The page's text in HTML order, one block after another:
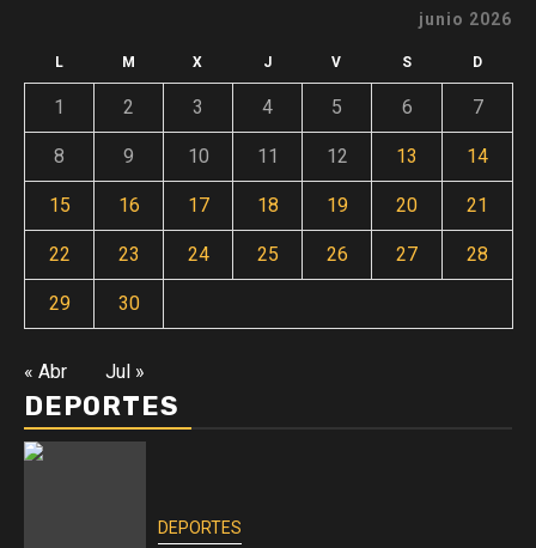
junio 2026
L M X J V S D
1 2 3 4 5 6 7
8 9 10 11 12 13 14
15 16 17 18 19 20 21
22 23 24 25 26 27 28
29 30
« Abr Jul »
DEPORTES
DEPORTES